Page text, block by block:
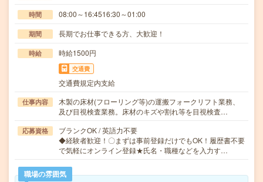
時間 08:00～16:4516:30～01:00
期間 長期でお仕事できる方、大歓迎！
時給 時給1500円
交通費
交通費規定内支給
仕事内容
木製の床材(フローリング等)の運搬フォークリフト業務、
及び目視検査業務。床材のキズや割れ等を目視検査…
応募資格
ブランクOK / 英語力不要
◆経験者歓迎！〇まずは事前登録だけでもOK！履歴書不要
で気軽にオンライン登録★氏名・職種などを入力す…
職場の雰囲気